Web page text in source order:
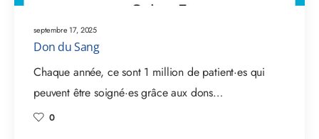
septembre 17, 2025
Don du Sang
Chaque année, ce sont 1 million de patient·es qui
peuvent être soigné·es grâce aux dons…
0